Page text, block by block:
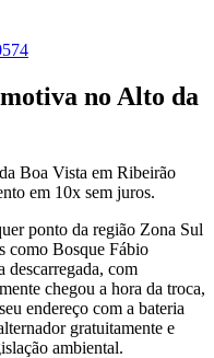
no Alto da
Boa Vista em Ribeirão
em 10x sem juros.
ponto da região Zona Sul
como Bosque Fábio
descarregada, com
chegou a hora da troca,
endereço com a bateria
gratuitamente e
ambiental.